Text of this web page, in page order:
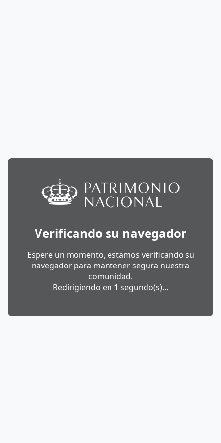
Verificando su navegador
Espere un momento, estamos verificando su
navegador para mantener segura nuestra
comunidad.
Redirigiendo en 1 segundo(s)...